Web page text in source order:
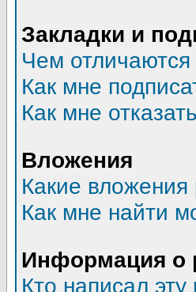
Закладки и
Чем отличаются
Как мне
Как мне
Вложения
Какие
Как мне найти
Информация о
Кто написал